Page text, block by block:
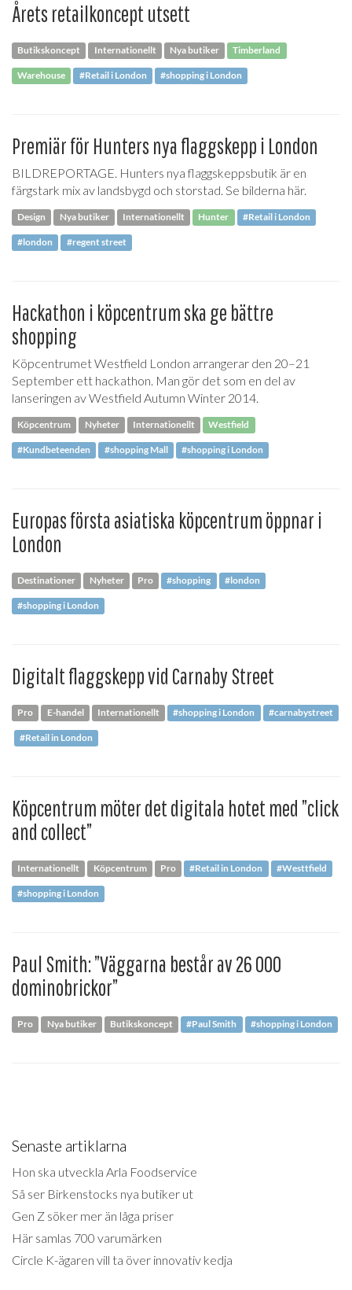
Årets retailkoncept utsett
Butikskoncept Internationellt Nya butiker Timberland
Warehouse #Retail i London #shopping i London
Premiär för Hunters nya flaggskepp i London
BILDREPORTAGE. Hunters nya flaggskeppsbutik är en
färgstark mix av landsbygd och storstad. Se bilderna här.
Design Nya butiker Internationellt Hunter #Retail i London
#london #regent street
Hackathon i köpcentrum ska ge bättre
shopping
Köpcentrumet Westfield London arrangerar den 20–21
September ett hackathon. Man gör det som en del av
lanseringen av Westfield Autumn Winter 2014.
Köpcentrum Nyheter Internationellt Westfield
#Kundbeteenden #shopping Mall #shopping i London
Europas första asiatiska köpcentrum öppnar i
London
Destinationer Nyheter Pro #shopping #london
#shopping i London
Digitalt flaggskepp vid Carnaby Street
Pro E-handel Internationellt #shopping i London #carnabystreet
#Retail in London
Köpcentrum möter det digitala hotet med ”click
and collect”
Internationellt Köpcentrum Pro #Retail in London #Westtfield
#shopping i London
Paul Smith: ”Väggarna består av 26 000
dominobrickor”
Pro Nya butiker Butikskoncept #Paul Smith #shopping i London
Senaste artiklarna
Hon ska utveckla Arla Foodservice
Så ser Birkenstocks nya butiker ut
Gen Z söker mer än låga priser
Här samlas 700 varumärken
Circle K-ägaren vill ta över innovativ kedja